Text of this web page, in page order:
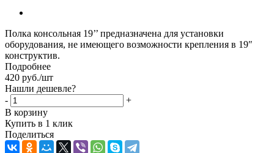
Полка консольная 19’’ предназначена для установки
оборудования, не имеющего возможности крепления в 19″
конструктив.
Подробнее
420 руб./шт
Нашли дешевле?
-
+
В корзину
Купить в 1 клик
Поделиться